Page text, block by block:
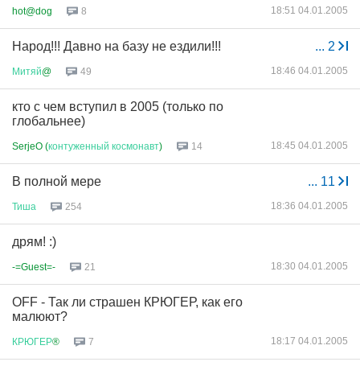
hot@dog 8 18:51 04.01.2005
... 2
Народ!!! Давно на базу не ездили!!!
Митяй@ 49 18:46 04.01.2005
кто с чем вступил в 2005 (только по
глобальнее)
SerjeO (контуженный космонавт) 14 18:45 04.01.2005
... 11
В полной мере
Тиша 254 18:36 04.01.2005
дрям! :)
-=Guest=- 21 18:30 04.01.2005
OFF - Так ли страшен КРЮГЕР, как его
малюют?
КРЮГЕР® 7 18:17 04.01.2005